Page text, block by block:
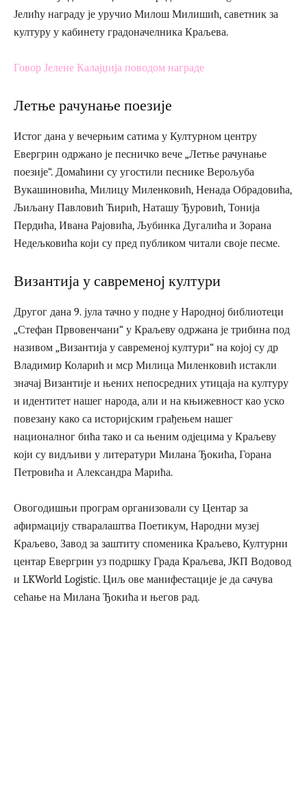
Јелићу награду је уручио Милош Милишић, саветник за
културу у кабинету градоначелника Краљева.
Говор Јелене Калајџија поводом награде
Летње рачунање поезије
Истог дана у вечерњим сатима у Културном центру
Евергрин одржано је песничко вече „Летње рачунање
поезије“. Домаћини су угостили песнике Верољуба
Вукашиновића, Милицу Миленковић, Ненада Обрадовића,
Љиљану Павловић Ћирић, Наташу Ђуровић, Тонија
Пердића, Ивана Рајовића, Љубинка Дугалића и Зорана
Недељковића који су пред публиком читали своје песме.
Византија у савременој култури
Другог дана 9. јула тачно у подне у Народној библиотеци
„Стефан Првовенчани“ у Краљеву одржана је трибина под
називом „Византија у савременој култури“ на којој су др
Владимир Коларић и мср Милица Миленковић истакли
значај Византије и њених непосредних утицаја на културу
и идентитет нашег народа, али и на књижевност као уско
повезану како са историјским грађењем нашег
националног бића тако и са њеним одјецима у Краљеву
који су видљиви у литератури Милана Ђокића, Горана
Петровића и Александра Марића.
Овогодишњи програм организовали су Центар за
афирмацију стваралаштва Поетикум, Народни музеј
Краљево, Завод за заштиту споменика Краљево, Културни
центар Евергрин уз подршку Града Краљева, ЈКП Водовод
и LKWorld Logistic. Циљ ове манифестације је да сачува
сећање на Милана Ђокића и његов рад.